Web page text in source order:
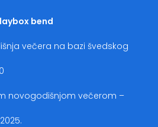
bend
večera na bazi švedskog
novogodišnjom večerom –